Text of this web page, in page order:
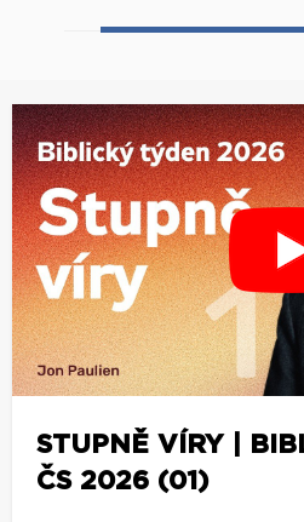
STUPNĚ VÍRY |
ČS 2026 (01)